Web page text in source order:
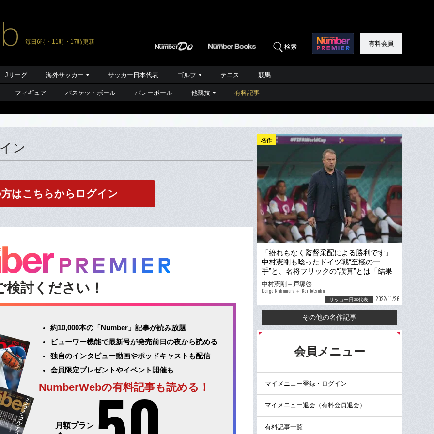
毎日6時・11時・17時更新
検索 有料会員
Jリーグ 海外サッカー サッカー日本代表 ゴルフ テニス 競馬
フィギュア バスケットボール バレーボール 他競技 有料記事
ン
はこちらからログイン
検討ください！
約10,000本の「Number」記事が読み放題
ビューワー機能で最新号が発売前日の夜から読める
独自のインタビュー動画やポッドキャストも配信
会員限定プレゼントやイベント開催も
NumberWebの有料記事も読める！
月額プラン
名作
「紛れもなく監督采配による勝利です」
中村憲剛も唸ったドイツ戦“至極の一
手”と、名将フリックの“誤算”とは「結果
論にはなりますが…」
中村憲剛＋戸塚啓
Kengo Nakamura ＋ Kei Totsuka
サッカー日本代表 2022/11/26
その他の名作記事
会員メニュー
マイメニュー登録・ログイン
マイメニュー退会（有料会員退会）
有料記事一覧